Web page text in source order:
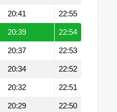
20:41 22:55
20:39 22:54
20:37 22:53
20:34 22:52
20:32 22:51
20:29 22:50